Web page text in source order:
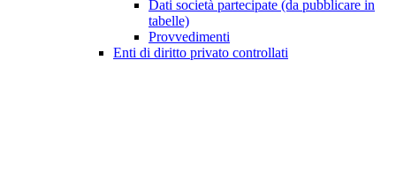
Dati società partecipate (da pubblicare in
tabelle)
Provvedimenti
Enti di diritto privato controllati